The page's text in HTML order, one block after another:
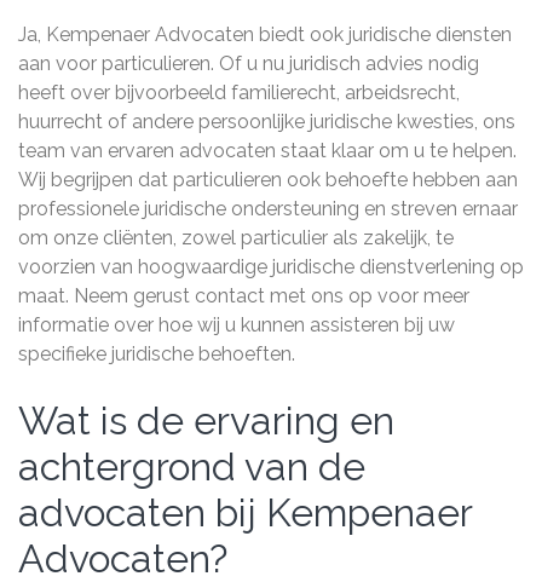
Ja, Kempenaer Advocaten biedt ook juridische diensten
aan voor particulieren. Of u nu juridisch advies nodig
heeft over bijvoorbeeld familierecht, arbeidsrecht,
huurrecht of andere persoonlijke juridische kwesties, ons
team van ervaren advocaten staat klaar om u te helpen.
Wij begrijpen dat particulieren ook behoefte hebben aan
professionele juridische ondersteuning en streven ernaar
om onze cliënten, zowel particulier als zakelijk, te
voorzien van hoogwaardige juridische dienstverlening op
maat. Neem gerust contact met ons op voor meer
informatie over hoe wij u kunnen assisteren bij uw
specifieke juridische behoeften.
Wat is de ervaring en
achtergrond van de
advocaten bij Kempenaer
Advocaten?